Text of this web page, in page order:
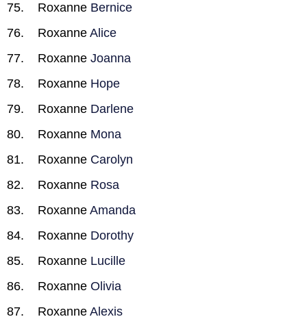
Roxanne Bernice
Roxanne Alice
Roxanne Joanna
Roxanne Hope
Roxanne Darlene
Roxanne Mona
Roxanne Carolyn
Roxanne Rosa
Roxanne Amanda
Roxanne Dorothy
Roxanne Lucille
Roxanne Olivia
Roxanne Alexis